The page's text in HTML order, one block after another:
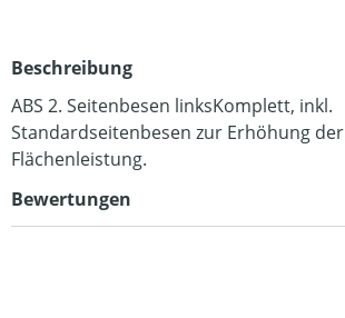
Beschreibung
ABS 2. Seitenbesen linksKomplett, inkl.
Standardseitenbesen zur Erhöhung der
Flächenleistung.
Bewertungen